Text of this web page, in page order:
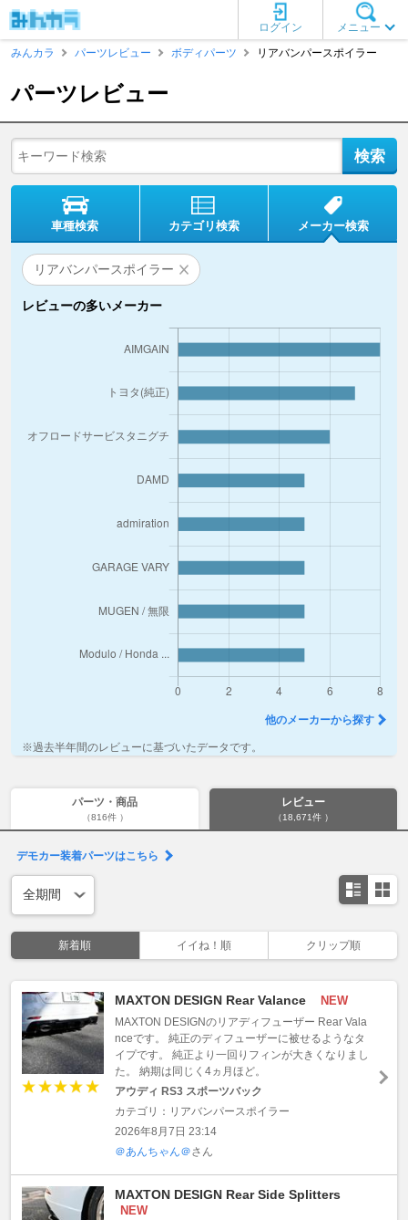
メニュー
ログイン
みんカラ
パーツレビュー ボディパーツ リアバンパースポイラー
パーツレビュー
車種検索 カテゴリ検索 メーカー検索
リアバンパースポイラー
レビューの多いメーカー
他のメーカーから探す
※過去半年間のレビューに基づいたデータです。
パーツ・商品
（816件 ）
レビュー
（18,671件 ）
デモカー装着パーツはこちら
新着順 イイね！順 クリップ順
MAXTON DESIGN Rear Valance NEW
MAXTON DESIGNのリアディフューザー Rear Vala
nceです。 純正のディフューザーに被せるようなタ
イプです。 純正より一回りフィンが大きくなりまし
た。 納期は同じく4ヵ月ほど。
アウディ RS3 スポーツバック
カテゴリ：リアバンパースポイラー
2026年8月7日 23:14
＠あんちゃん＠さん
MAXTON DESIGN Rear Side Splitters
NEW